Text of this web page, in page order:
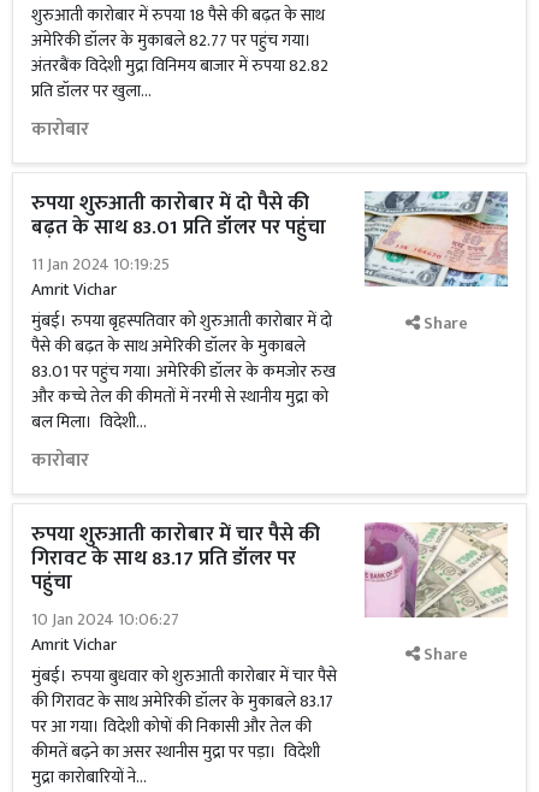
शुरुआती कारोबार में रुपया 18 पैसे की बढ़त के साथ
अमेरिकी डॉलर के मुकाबले 82.77 पर पहुंच गया।
अंतरबैंक विदेशी मुद्रा विनिमय बाजार में रुपया 82.82
प्रति डॉलर पर खुला...
कारोबार
रुपया शुरुआती कारोबार में दो पैसे की
बढ़त के साथ 83.01 प्रति डॉलर पर पहुंचा
11 Jan 2024 10:19:25
Amrit Vichar
मुंबई। रुपया बृहस्पतिवार को शुरुआती कारोबार में दो
पैसे की बढ़त के साथ अमेरिकी डॉलर के मुकाबले
83.01 पर पहुंच गया। अमेरिकी डॉलर के कमजोर रुख
और कच्चे तेल की कीमतों में नरमी से स्थानीय मुद्रा को
बल मिला। विदेशी...
कारोबार
Share
रुपया शुरुआती कारोबार में चार पैसे की
गिरावट के साथ 83.17 प्रति डॉलर पर
पहुंचा
10 Jan 2024 10:06:27
Amrit Vichar
मुंबई। रुपया बुधवार को शुरुआती कारोबार में चार पैसे
की गिरावट के साथ अमेरिकी डॉलर के मुकाबले 83.17
पर आ गया। विदेशी कोषों की निकासी और तेल की
कीमतें बढ़ने का असर स्थानीस मुद्रा पर पड़ा। विदेशी
मुद्रा कारोबारियों ने...
Share